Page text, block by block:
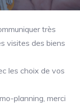
très
visites des biens
les choix de vos
planning, merci